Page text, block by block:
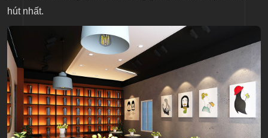
hút nhất.